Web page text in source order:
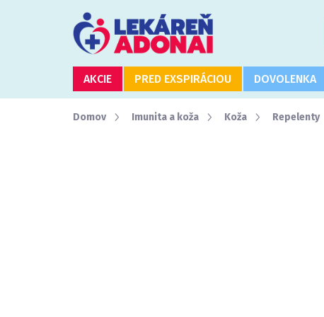
AKCIE PRED EXSPIRÁCIOU DOVOLENKA
Domov Imunita a koža Koža Repelenty